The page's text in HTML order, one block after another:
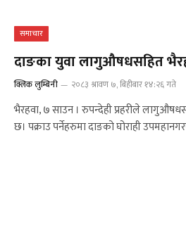
समाचार
दाङका युवा लागुऔषधसहित
क्लिक लुम्बिनी २०८३ श्रावण ७, बिहीबार १४:२६ गते
भैरहवा, ७ साउन । रुपन्देही प्रहरीले
छ। पक्राउ पर्नेहरुमा दाङको घोराही